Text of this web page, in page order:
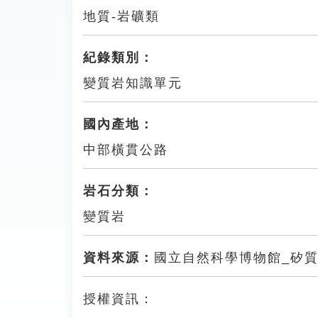
地質-岩礦類
紀錄類別：
變質岩知識單元
國內產地：
中部橫貫公路
岩石分類：
變質岩
資料來源： 國立自然科學博物館_矽
授權資訊：